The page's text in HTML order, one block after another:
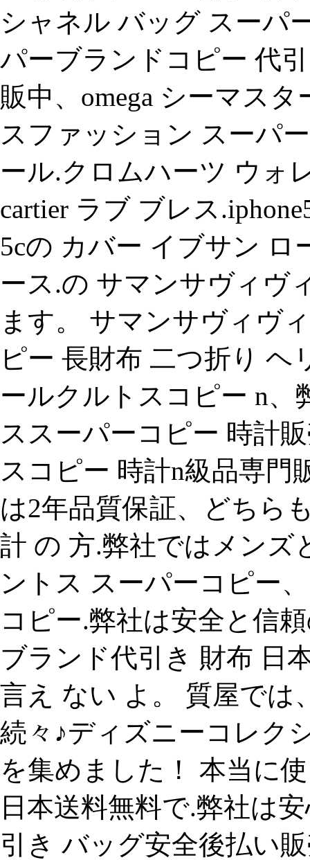
シャネル バッグ スーパ
パーブランドコピー 代
販中、omega シーマス
スファッション スーパ
ール.クロムハーツ ウォ
cartier ラブ ブレス
5cの カバー イブサン ロ
ース.の サマンサヴィヴ
ます。 サマンサヴィヴ
ピー 長財布 二つ折り ヘ
ールクルトスコピー n、
ススーパーコピー 時計
スコピー 時計n級品専門
は2年品質保証、どちら
計 の 方.弊社ではメンズ
ントス スーパーコピー
コピー.弊社は安全と信
ブランド代引き 財布 日
言え ない よ。 質屋では
続々♪ディズニーコレク
を集めました！ 本当に
日本送料無料で.弊社は
引き バッグ安全後払い